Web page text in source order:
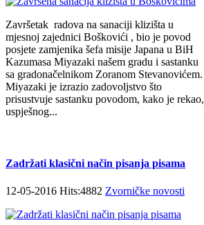
Završetak radova na sanaciji klizišta u
mjesnoj zajednici Boškovići , bio je povod
posjete zamjenika šefa misije Japana u BiH
Kazumasa Miyazaki našem gradu i sastanku
sa gradonačelnikom Zoranom Stevanovićem.
Miyazaki je izrazio zadovoljstvo što
prisustvuje sastanku povodom, kako je rekao,
uspješnog...
Zadržati klasični način pisanja pisama
12-05-2016 Hits:4882 Zvorničke novosti